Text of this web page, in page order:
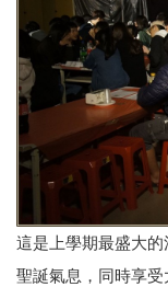
這是上學期最盛大
聖誕氣息，同時享